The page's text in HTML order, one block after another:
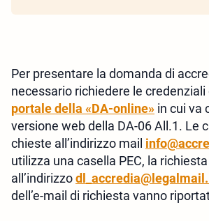
Per presentare la domanda di
necessario richiedere le credenziali
portale della «DA-online» in cui va
versione web della DA-06 All.1. Le
chieste all’indirizzo mail
utilizza una casella PEC, la
all’indirizzo
dell’e-mail di richiesta vanno